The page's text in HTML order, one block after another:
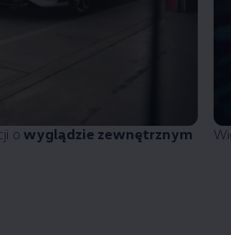
o wyglądzie zewnętrznym